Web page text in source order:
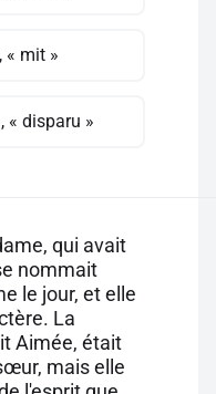
« mit »
« disparu »
qui avait
nommait
le jour, et elle
La
Aimée, était
mais elle